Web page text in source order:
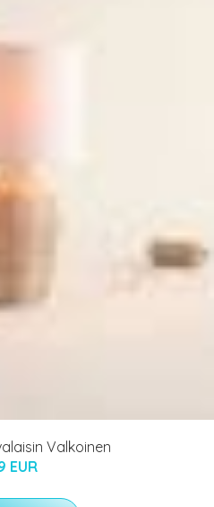
Valkoinen
EUR